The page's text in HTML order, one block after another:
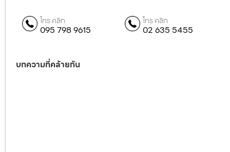
โทร คลิก
095 798 9615
โทร คลิก
02 635 5455
บทความที่คล้ายกัน